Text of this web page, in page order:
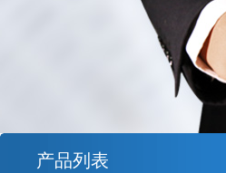
产品列表